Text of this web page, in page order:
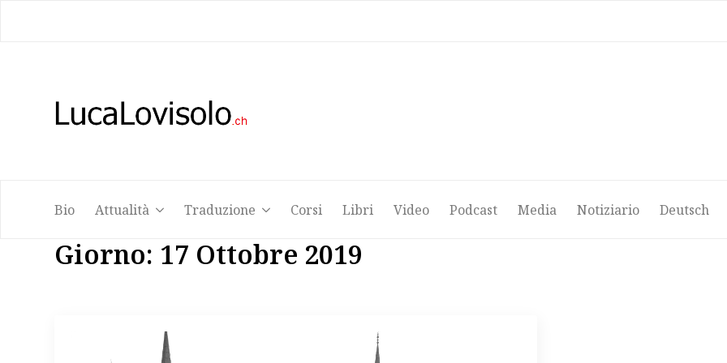
Bio Attualità Traduzione Corsi Libri Video Podcast Media Notiziario Deutsch
Giorno: 17 Ottobre 2019